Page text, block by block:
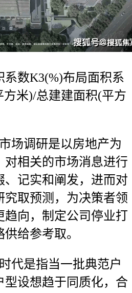
数K3(%)布局面积系
米)/总建建面积(平方
调研是以房地产为
对相关的市场消息进行
、记实和阐发，进而对
究取预测，为决策者领
趋向，制定公司停业打
给参考取。
是指当一批典范户
型设想趋于同质化，合